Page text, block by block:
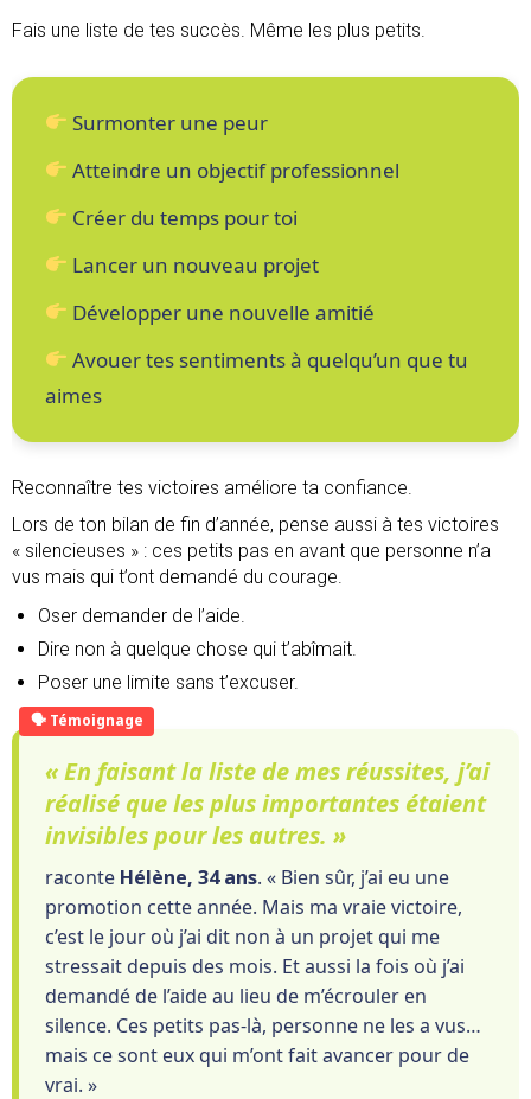
Fais une liste de tes succès. Même les plus petits.
Surmonter une peur
Atteindre un objectif professionnel
Créer du temps pour toi
Lancer un nouveau projet
Développer une nouvelle amitié
Avouer tes sentiments à quelqu’un que tu
aimes
Reconnaître tes victoires améliore ta confiance.
Lors de ton bilan de fin d’année, pense aussi à tes victoires
« silencieuses » : ces petits pas en avant que personne n’a
vus mais qui t’ont demandé du courage.
Oser demander de l’aide.
Dire non à quelque chose qui t’abîmait.
Poser une limite sans t’excuser.
« En faisant la liste de mes réussites, j’ai
réalisé que les plus importantes étaient
invisibles pour les autres. »
raconte Hélène, 34 ans. « Bien sûr, j’ai eu une
promotion cette année. Mais ma vraie victoire,
c’est le jour où j’ai dit non à un projet qui me
stressait depuis des mois. Et aussi la fois où j’ai
demandé de l’aide au lieu de m’écrouler en
silence. Ces petits pas-là, personne ne les a vus…
mais ce sont eux qui m’ont fait avancer pour de
vrai. »